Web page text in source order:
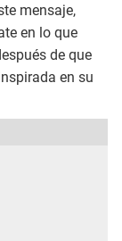
mensaje,
en lo que
de que
en su